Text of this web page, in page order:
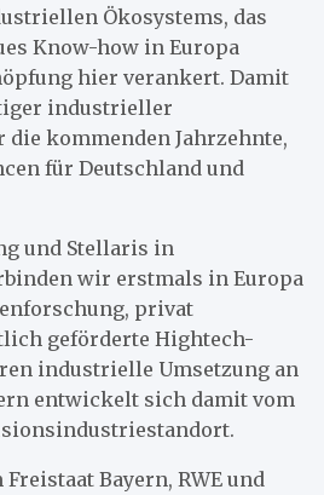
Ökosystems, das
Know-how in Europa
hier verankert. Damit
industrieller
die kommenden Jahrzehnte,
für Deutschland und
und Stellaris in
wir erstmals in Europa
privat
geförderte Hightech-
industrielle Umsetzung an
entwickelt sich damit vom
Bayern, RWE und